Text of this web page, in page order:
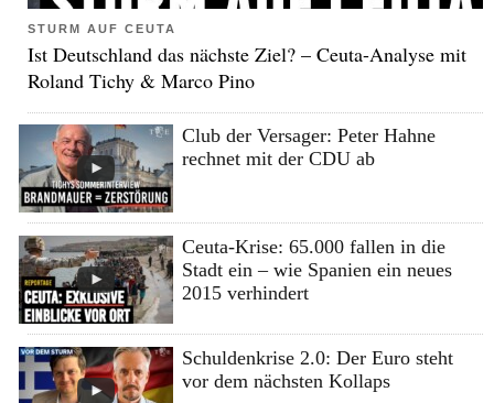
STURM AUF CEUTA
Ist Deutschland das nächste Ziel? – Ceuta-Analyse mit
Roland Tichy & Marco Pino
Club der Versager: Peter Hahne
rechnet mit der CDU ab
Ceuta-Krise: 65.000 fallen in die
Stadt ein – wie Spanien ein neues
2015 verhindert
Schuldenkrise 2.0: Der Euro steht
vor dem nächsten Kollaps